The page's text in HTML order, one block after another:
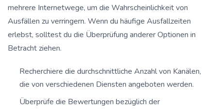
mehrere Internetwege, um die Wahrscheinlichkeit von
Ausfällen zu verringern. Wenn du häufige Ausfallzeiten
erlebst, solltest du die Überprüfung anderer Optionen in
Betracht ziehen.
Recherchiere die durchschnittliche Anzahl von Kanälen,
die von verschiedenen Diensten angeboten werden.
Überprüfe die Bewertungen bezüglich der